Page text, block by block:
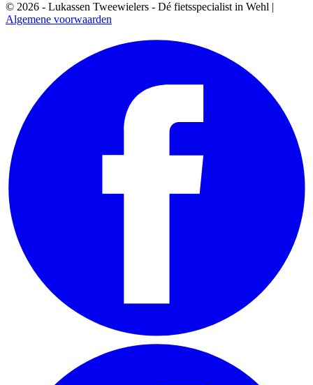
© 2026 - Lukassen Tweewielers - Dé fietsspecialist in Wehl |
Algemene voorwaarden